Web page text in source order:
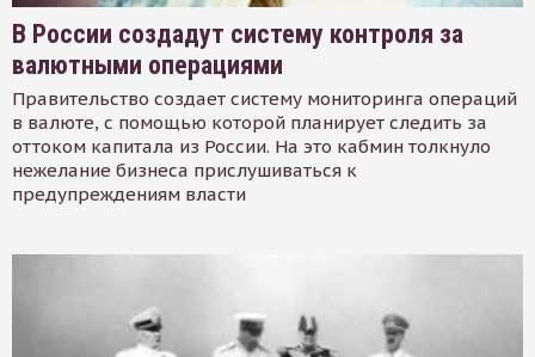
В России создадут систему контроля за
валютными операциями
Правительство создает систему мониторинга операций
в валюте, с помощью которой планирует следить за
оттоком капитала из России. На это кабмин толкнуло
нежелание бизнеса прислушиваться к
предупреждениям власти